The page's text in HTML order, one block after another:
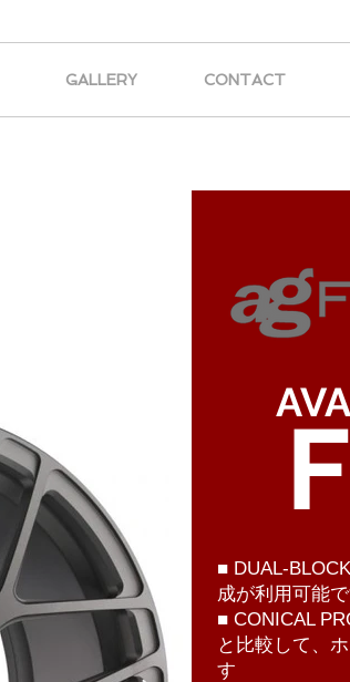
GALLERY CONTACT
■ DUAL-
成が利用可能
■ CONICAL
と比較して、
す